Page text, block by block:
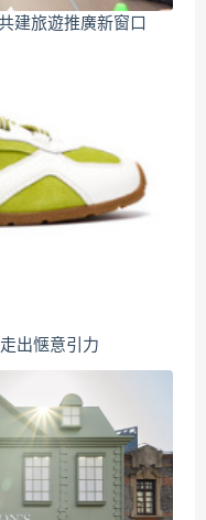
建旅遊推廣新窗口
出惬意引力